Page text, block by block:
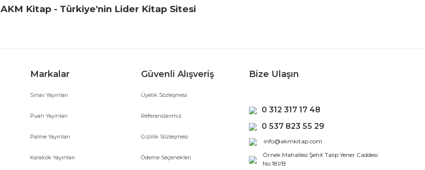
Yorum Yaz
AKM Kitap - Türkiye'nin Lider Kitap Sitesi
Markalar
Sınav Yayınları
Puan Yayınları
Palme Yayınları
Karakök Yayınları
Güvenli Alışveriş
Üyelik Sözleşmesi
Referanslarımız
Gizlilik Sözleşmesi
Ödeme Seçenekleri
Bize Ulaşın
0 312 317 17 48
0 537 823 55 29
info@akmkitap.com
Örnek Mahallesi Şehit Talip Yener Caddesi
No:181/B